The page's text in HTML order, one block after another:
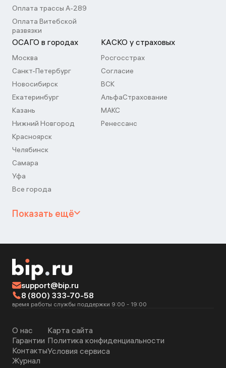
Оплата трассы А-289
Оплата Витебской
развязки
ОСАГО в городах
Москва
Санкт-Петербург
Новосибирск
Екатеринбург
Казань
Нижний Новгород
Красноярск
Челябинск
Самара
Уфа
Все города
КАСКО у страховых
Росгосстрах
Согласие
ВСК
АльфаСтрахование
МАКС
Ренессанс
Показать ещё
support@bip.ru
8 (800) 333-70-58
время работы службы поддержки 9:00 - 19:00
О нас
Гарантии
Контакты
Журнал
Карта сайта
Политика конфиденциальности
Условия сервиса